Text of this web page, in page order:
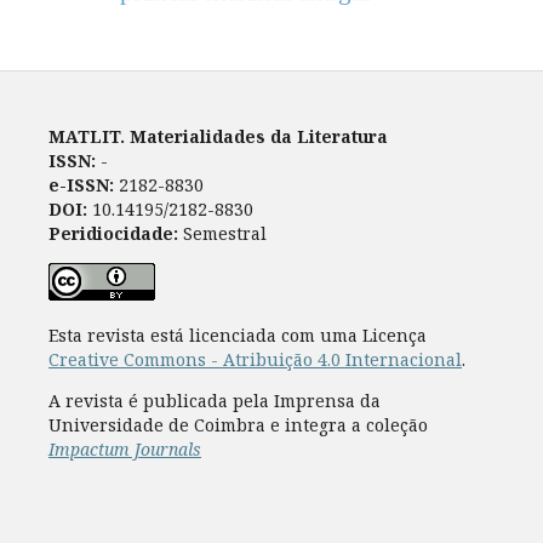
MATLIT. Materialidades da Literatura
ISSN: -
e-ISSN: 2182-8830
DOI: 10.14195/2182-8830
Peridiocidade: Semestral
Esta revista está licenciada com uma Licença
Creative Commons - Atribuição 4.0 Internacional.
A revista é publicada pela Imprensa da
Universidade de Coimbra e integra a coleção
Impactum Journals